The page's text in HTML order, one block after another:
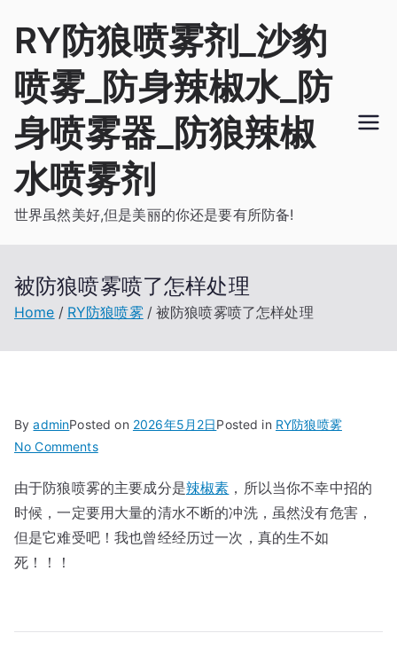
RY防狼喷雾剂_沙豹
喷雾_防身辣椒水_防
身喷雾器_防狼辣椒
水喷雾剂
世界虽然美好,但是美丽的你还是要有所防备!
被防狼喷雾喷了怎样处理
Home RY防狼喷雾 被防狼喷雾喷了怎样处理
ByadminPosted on 2026年5月2日Posted in RY防狼喷雾
No Commentson
防
狼
喷
由于防狼喷雾的主要成分是辣椒素 ，所以当你不幸中招的
时候，一定要用大量的清水不断的冲洗，虽然没有危害，
但是它难受吧！我也曾经经历过一次，真的生不如
死！！！